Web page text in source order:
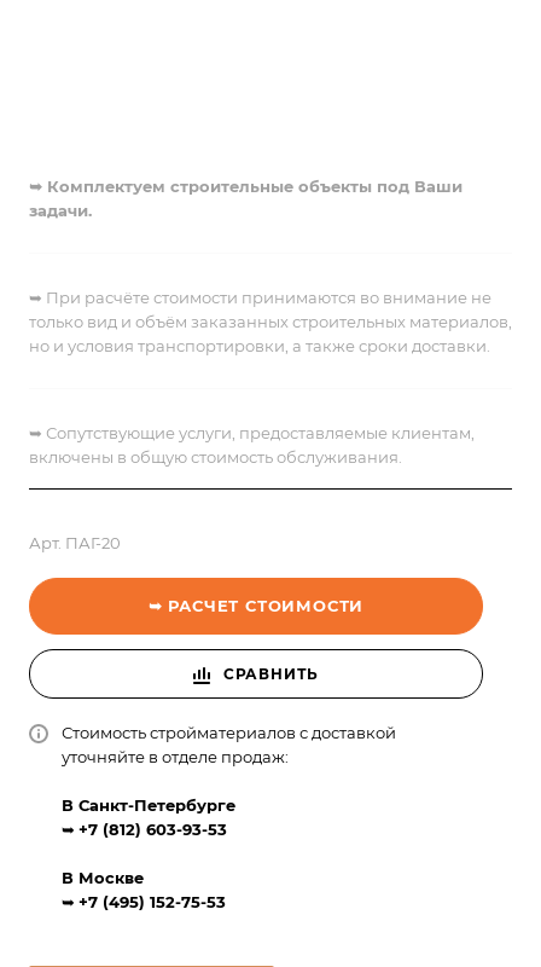
➥ Комплектуем строительные объекты под Ваши
задачи.
➥ При расчёте стоимости принимаются во внимание не
только вид и объём заказанных строительных материалов,
но и условия транспортировки, а также сроки доставки.
➥ Сопутствующие услуги, предоставляемые клиентам,
включены в общую стоимость обслуживания.
Арт. ПАГ-20
➥ РАСЧЕТ СТОИМОСТИ
СРАВНИТЬ
Стоимость стройматериалов с доставкой
уточняйте в отделе продаж:
В Санкт-Петербурге
➥ +7 (812) 603-93-53
В Москве
➥ +7 (495) 152-75-53